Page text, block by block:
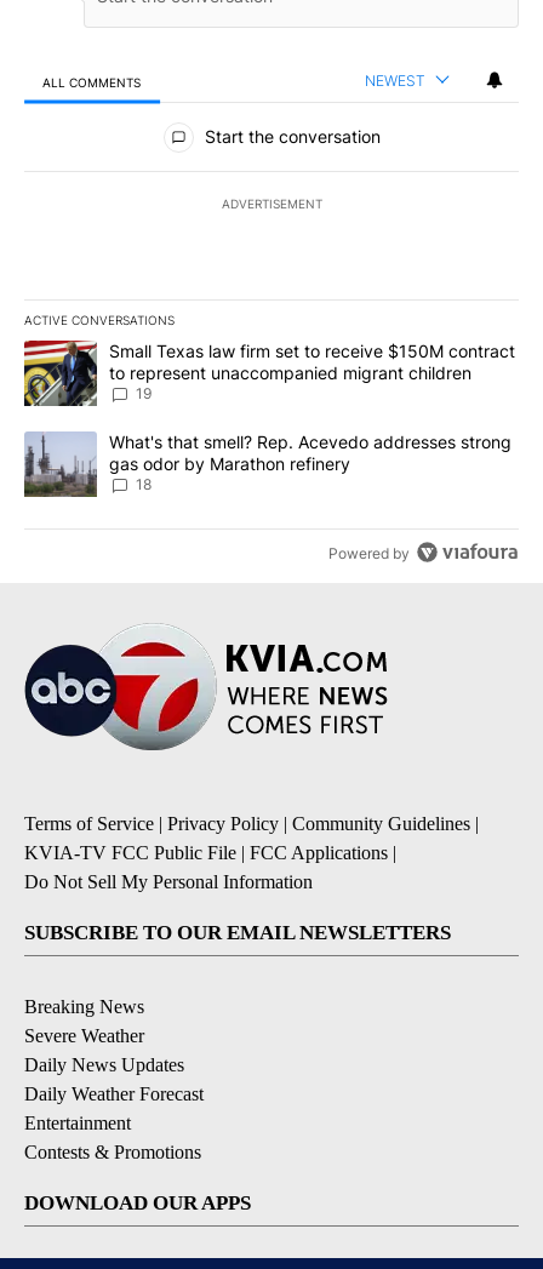
ALL COMMENTS NEWEST
All Comments
Start the conversation
ADVERTISEMENT
ACTIVE CONVERSATIONS
The following is a list of the most commented articles in the last
A trending article titled "Small Texas law firm set to receive
Small Texas law firm set to receive $150M contract
to represent unaccompanied migrant children
19
A trending article titled "What's that smell? Rep. Acevedo
What's that smell? Rep. Acevedo addresses strong
gas odor by Marathon refinery
18
Powered by
Terms of Service | Privacy Policy | Community Guidelines |
KVIA-TV FCC Public File | FCC Applications |
Do Not Sell My Personal Information
SUBSCRIBE TO OUR EMAIL NEWSLETTERS
Breaking News
Severe Weather
Daily News Updates
Daily Weather Forecast
Entertainment
Contests & Promotions
DOWNLOAD OUR APPS